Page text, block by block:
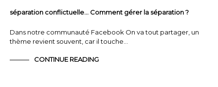
séparation conflictuelle… Comment gérer la séparation ?
Dans notre communauté Facebook On va tout partager, un
thème revient souvent, car il touche…
CONTINUE READING